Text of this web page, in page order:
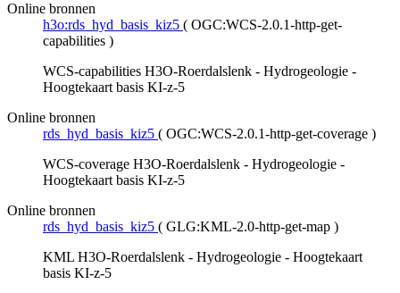
Online bronnen
h3o:rds_hyd_basis_kiz5 ( OGC:WCS-2.0.1-http-get-
capabilities )
WCS-capabilities H3O-Roerdalslenk - Hydrogeologie -
Hoogtekaart basis KI-z-5
Online bronnen
rds_hyd_basis_kiz5 ( OGC:WCS-2.0.1-http-get-coverage )
WCS-coverage H3O-Roerdalslenk - Hydrogeologie -
Hoogtekaart basis KI-z-5
Online bronnen
rds_hyd_basis_kiz5 ( GLG:KML-2.0-http-get-map )
KML H3O-Roerdalslenk - Hydrogeologie - Hoogtekaart
basis KI-z-5